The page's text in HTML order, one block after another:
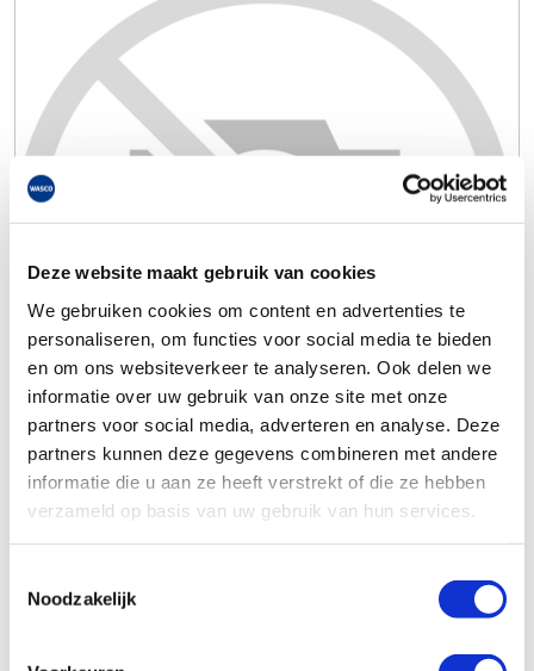
Deze website maakt gebruik van cookies
We gebruiken cookies om content en advertenties te
personaliseren, om functies voor social media te bieden
en om ons websiteverkeer te analyseren. Ook delen we
informatie over uw gebruik van onze site met onze
partners voor social media, adverteren en analyse. Deze
partners kunnen deze gegevens combineren met andere
informatie die u aan ze heeft verstrekt of die ze hebben
verzameld op basis van uw gebruik van hun services.
Noodzakelijk